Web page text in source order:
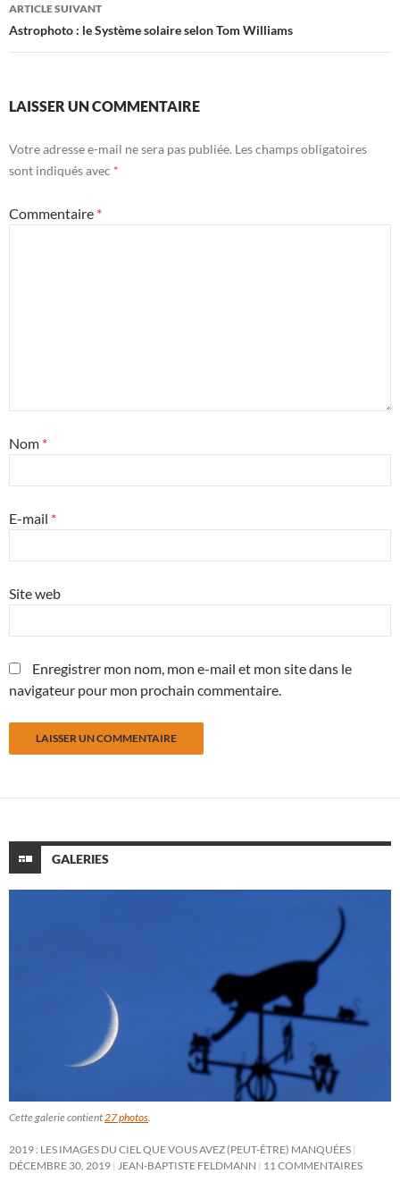
ARTICLE SUIVANT
Astrophoto : le Système solaire selon Tom Williams
LAISSER UN COMMENTAIRE
Votre adresse e-mail ne sera pas publiée. Les champs obligatoires
sont indiqués avec *
Commentaire *
Nom *
E-mail *
Site web
Enregistrer mon nom, mon e-mail et mon site dans le
navigateur pour mon prochain commentaire.
GALERIES
Cette galerie contient27 photos.
2019 : LES IMAGES DU CIEL QUE VOUS AVEZ (PEUT-ÊTRE) MANQUÉES
DÉCEMBRE 30, 2019 JEAN-BAPTISTE FELDMANN 11 COMMENTAIRES